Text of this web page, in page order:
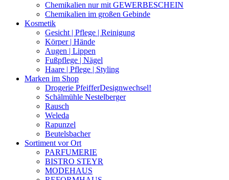
Chemikalien nur mit GEWERBESCHEIN
Chemikalien im großen Gebinde
Kosmetik
Gesicht | Pflege | Reinigung
Körper | Hände
Augen | Lippen
Fußpflege | Nägel
Haare | Pflege | Styling
Marken im Shop
Drogerie PfeifferDesignwechsel!
Schälmühle Nestelberger
Rausch
Weleda
Rapunzel
Beutelsbacher
Sortiment vor Ort
PARFUMERIE
BISTRO STEYR
MODEHAUS